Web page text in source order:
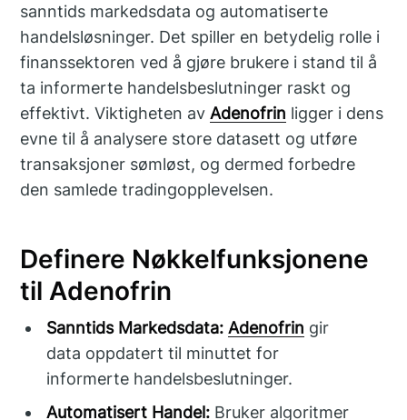
sanntids markedsdata og automatiserte
handelsløsninger. Det spiller en betydelig rolle i
finanssektoren ved å gjøre brukere i stand til å
ta informerte handelsbeslutninger raskt og
effektivt. Viktigheten avAdenofrin ligger i dens
evne til å analysere store datasett og utføre
transaksjoner sømløst, og dermed forbedre
den samlede tradingopplevelsen.
Definere Nøkkelfunksjonene
til Adenofrin
Sanntids Markedsdata: Adenofrin gir
data oppdatert til minuttet for
informerte handelsbeslutninger.
Automatisert Handel: Bruker algoritmer